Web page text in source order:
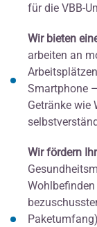
für die VBB-
Wir bieten
arbeiten an
Smartphone
Getränke wie
Wir fördern